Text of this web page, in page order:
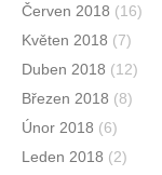
Červen 2018 (16)
Květen 2018 (7)
Duben 2018 (12)
Březen 2018 (8)
Únor 2018 (6)
Leden 2018 (2)